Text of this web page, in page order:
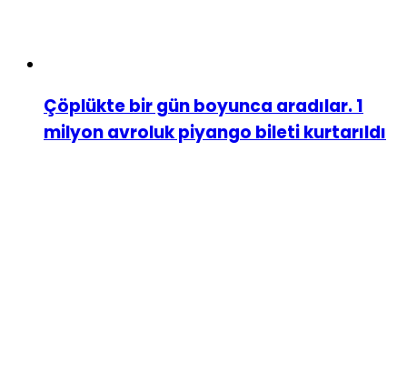
Çöplükte bir gün boyunca aradılar. 1
milyon avroluk piyango bileti kurtarıldı